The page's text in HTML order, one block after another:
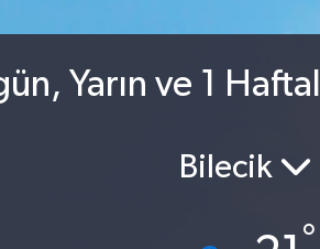
Yarın ve 1
Bilecik
°